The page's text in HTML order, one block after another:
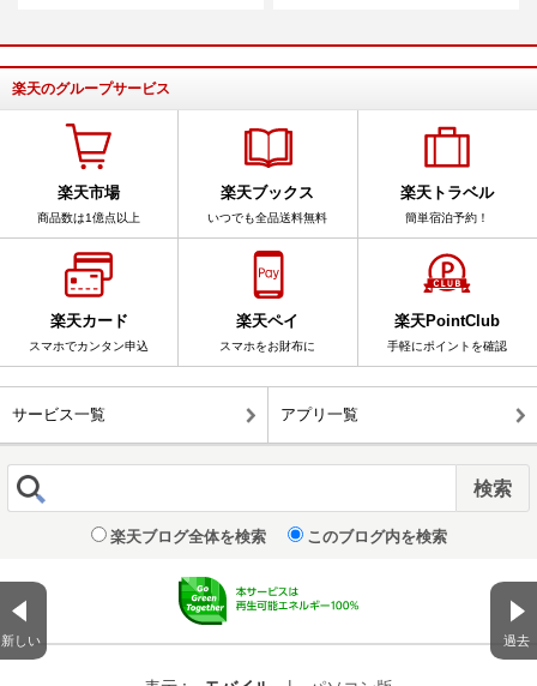
新しい 過去
楽天のグループサービス
楽天市場
商品数は1億点以上
楽天ブックス
いつでも全品送料無料
楽天トラベル
簡単宿泊予約！
楽天カード
スマホでカンタン申込
楽天ペイ
スマホをお財布に
楽天PointClub
手軽にポイントを確認
サービス一覧 アプリ一覧
楽天ブログ全体を検索 このブログ内を検索